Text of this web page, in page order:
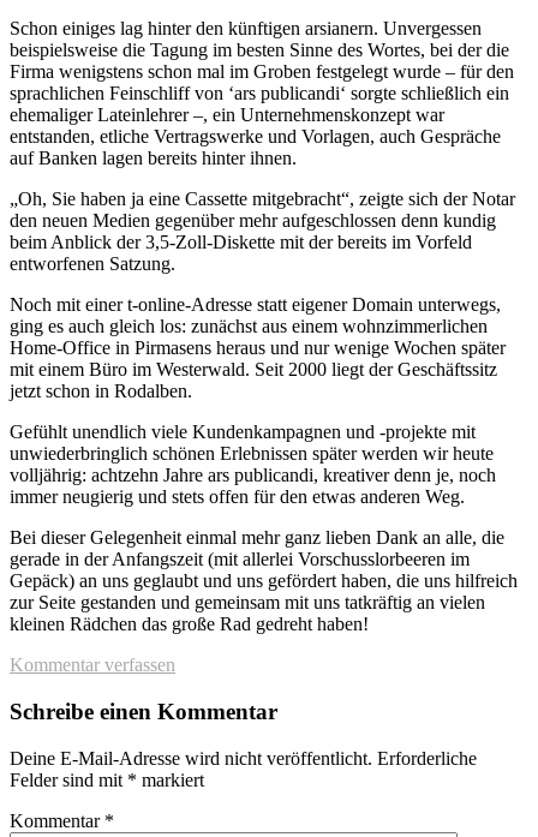
Schon einiges lag hinter den künftigen arsianern. Unvergessen
beispielsweise die Tagung im besten Sinne des Wortes, bei der die
Firma wenigstens schon mal im Groben festgelegt wurde ‒ für den
sprachlichen Feinschliff von ‘ars publicandi‘ sorgte schließlich ein
ehemaliger Lateinlehrer ‒, ein Unternehmenskonzept war
entstanden, etliche Vertragswerke und Vorlagen, auch Gespräche
auf Banken lagen bereits hinter ihnen.
„Oh, Sie haben ja eine Cassette mitgebracht“, zeigte sich der Notar
den neuen Medien gegenüber mehr aufgeschlossen denn kundig
beim Anblick der 3,5-Zoll-Diskette mit der bereits im Vorfeld
entworfenen Satzung.
Noch mit einer t-online-Adresse statt eigener Domain unterwegs,
ging es auch gleich los: zunächst aus einem wohnzimmerlichen
Home-Office in Pirmasens heraus und nur wenige Wochen später
mit einem Büro im Westerwald. Seit 2000 liegt der Geschäftssitz
jetzt schon in Rodalben.
Gefühlt unendlich viele Kundenkampagnen und -projekte mit
unwiederbringlich schönen Erlebnissen später werden wir heute
volljährig: achtzehn Jahre ars publicandi, kreativer denn je, noch
immer neugierig und stets offen für den etwas anderen Weg.
Bei dieser Gelegenheit einmal mehr ganz lieben Dank an alle, die
gerade in der Anfangszeit (mit allerlei Vorschusslorbeeren im
Gepäck) an uns geglaubt und uns gefördert haben, die uns hilfreich
zur Seite gestanden und gemeinsam mit uns tatkräftig an vielen
kleinen Rädchen das große Rad gedreht haben!
Kommentar verfassen
Leser-
Schreibe einen Kommentar
Deine E-Mail-Adresse wird nicht veröffentlicht. Erforderliche
Felder sind mit * markiert
Kommentar *